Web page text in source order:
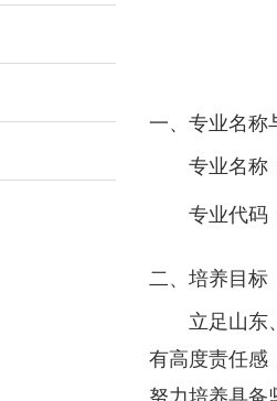
一、专业名称
专业名称
专业代码
二、培养目标
立足山东
有高度责任感
努力培养具备